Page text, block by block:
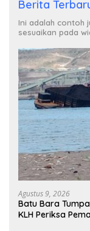
Berita
Ini adalah contoh
sesuaikan pada
Agustus 9, 2026
Batu Bara
KLH Periksa